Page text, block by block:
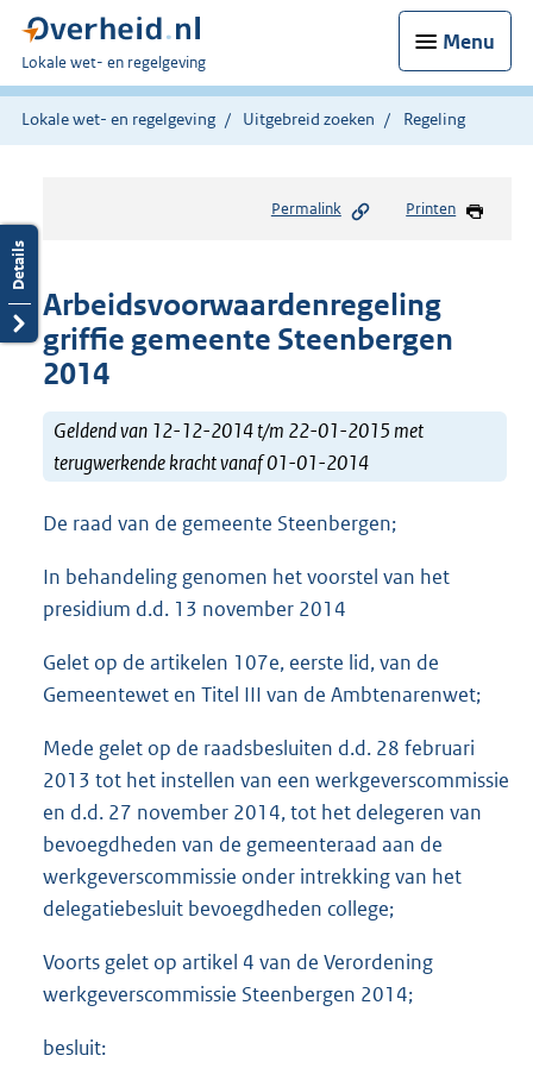
Menu
U
bent
hier:
Lokale wet- en regelgeving
Lokale wet- en regelgeving Uitgebreid zoeken Regeling
Permalink Printen
Arbeidsvoorwaardenregeling
griffie gemeente Steenbergen
2014
Geldend van 12-12-2014 t/m 22-01-2015 met
terugwerkende kracht vanaf 01-01-2014
De raad van de gemeente Steenbergen;
In behandeling genomen het voorstel van het
presidium d.d. 13 november 2014
Gelet op de artikelen 107e, eerste lid, van de
Gemeentewet en Titel III van de Ambtenarenwet;
Mede gelet op de raadsbesluiten d.d. 28 februari
2013 tot het instellen van een werkgeverscommissie
en d.d. 27 november 2014, tot het delegeren van
bevoegdheden van de gemeenteraad aan de
werkgeverscommissie onder intrekking van het
delegatiebesluit bevoegdheden college;
Voorts gelet op artikel 4 van de Verordening
werkgeverscommissie Steenbergen 2014;
besluit: